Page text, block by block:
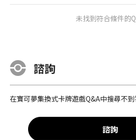
未找到符合條件的
諮詢
在寶可夢集換式卡牌遊戲Q&A中搜尋不到
諮詢